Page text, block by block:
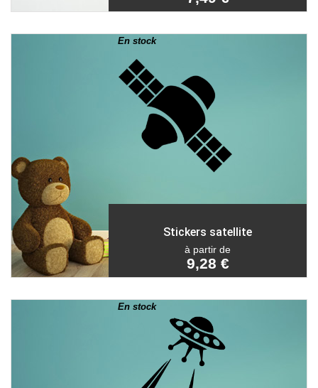
En stock
Stickers satellite
à partir de
9,28 €
En stock